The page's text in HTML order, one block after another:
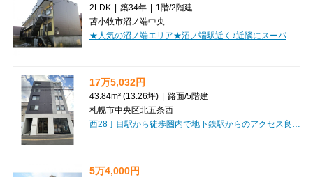
2LDK | 築34年 | 1階/2階建
苫小牧市沼ノ端中央
★人気の沼ノ端エリア★沼ノ端駅近く♪近隣にスーパー等あり！ペット相談可（小型・中型まで）+ペット礼金1ヶ月分！初期費用クレジット決済OK！お部屋探しはミニミニで！
17万5,032円
43.84m² (13.26坪) | 路面/5階建
札幌市中央区北五条西
5万4,000円